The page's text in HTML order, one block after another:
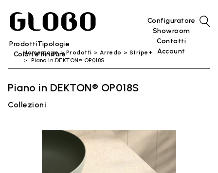
ProdottiTipologie
Colori e Finiture
Configuratore
Showroom
Contatti
Account
Home page Prodotti Arredo
Stripe+
Piano in DEKTON® OP018S
Piano in DEKTON® OP018S
Collezioni